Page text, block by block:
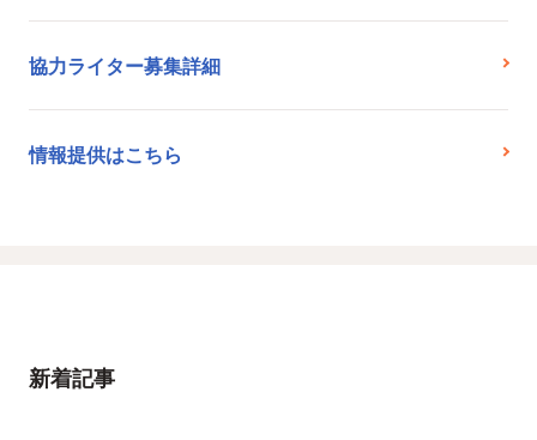
協力ライター募集詳細
情報提供はこちら
新着記事